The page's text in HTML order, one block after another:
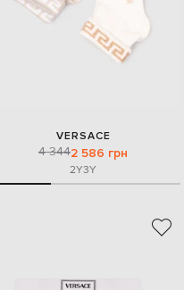
VERSACE
4 3442 586 грн
2Y3Y